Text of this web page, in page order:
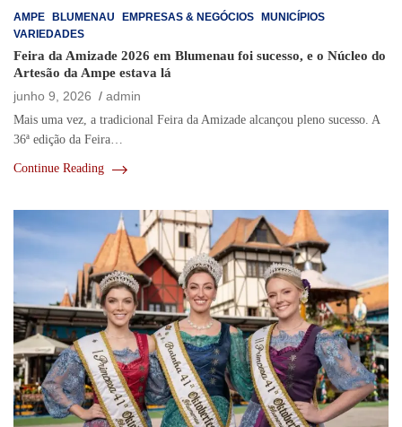
AMPE BLUMENAU EMPRESAS & NEGÓCIOS
MUNICÍPIOS
VARIEDADES
Feira da Amizade 2026 em Blumenau foi sucesso, e o Núcleo do
Artesão da Ampe estava lá
junho 9, 2026
admin
Mais uma vez, a tradicional Feira da Amizade alcançou pleno sucesso. A
36ª edição da Feira…
Continue Reading